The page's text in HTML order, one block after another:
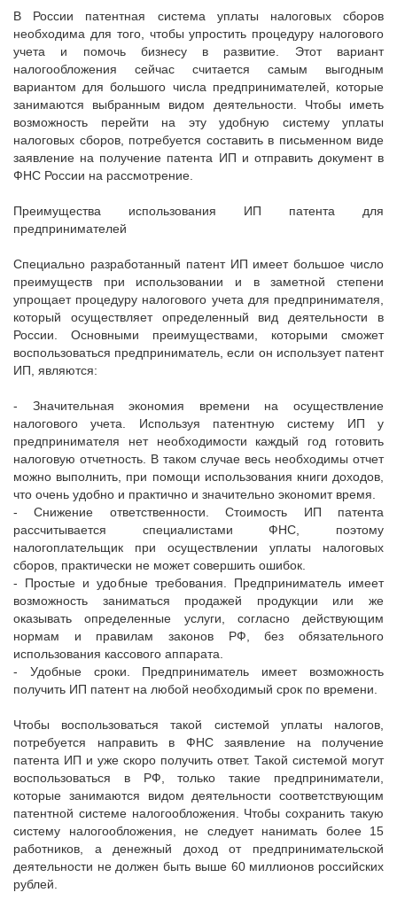
В России патентная система уплаты налоговых сборов
необходима для того, чтобы упростить процедуру налогового
учета и помочь бизнесу в развитие. Этот вариант
налогообложения сейчас считается самым выгодным
вариантом для большого числа предпринимателей, которые
занимаются выбранным видом деятельности. Чтобы иметь
возможность перейти на эту удобную систему уплаты
налоговых сборов, потребуется составить в письменном виде
заявление на получение патента ИП и отправить документ в
ФНС России на рассмотрение.
Преимущества использования ИП патента для
предпринимателей
Специально разработанный патент ИП имеет большое число
преимуществ при использовании и в заметной степени
упрощает процедуру налогового учета для предпринимателя,
который осуществляет определенный вид деятельности в
России. Основными преимуществами, которыми сможет
воспользоваться предприниматель, если он использует патент
ИП, являются:
- Значительная экономия времени на осуществление
налогового учета. Используя патентную систему ИП у
предпринимателя нет необходимости каждый год готовить
налоговую отчетность. В таком случае весь необходимы отчет
можно выполнить, при помощи использования книги доходов,
что очень удобно и практично и значительно экономит время.
- Снижение ответственности. Стоимость ИП патента
рассчитывается специалистами ФНС, поэтому
налогоплательщик при осуществлении уплаты налоговых
сборов, практически не может совершить ошибок.
- Простые и удобные требования. Предприниматель имеет
возможность заниматься продажей продукции или же
оказывать определенные услуги, согласно действующим
нормам и правилам законов РФ, без обязательного
использования кассового аппарата.
- Удобные сроки. Предприниматель имеет возможность
получить ИП патент на любой необходимый срок по времени.
Чтобы воспользоваться такой системой уплаты налогов,
потребуется направить в ФНС заявление на получение
патента ИП и уже скоро получить ответ. Такой системой могут
воспользоваться в РФ, только такие предприниматели,
которые занимаются видом деятельности соответствующим
патентной системе налогообложения. Чтобы сохранить такую
систему налогообложения, не следует нанимать более 15
работников, а денежный доход от предпринимательской
деятельности не должен быть выше 60 миллионов российских
рублей.